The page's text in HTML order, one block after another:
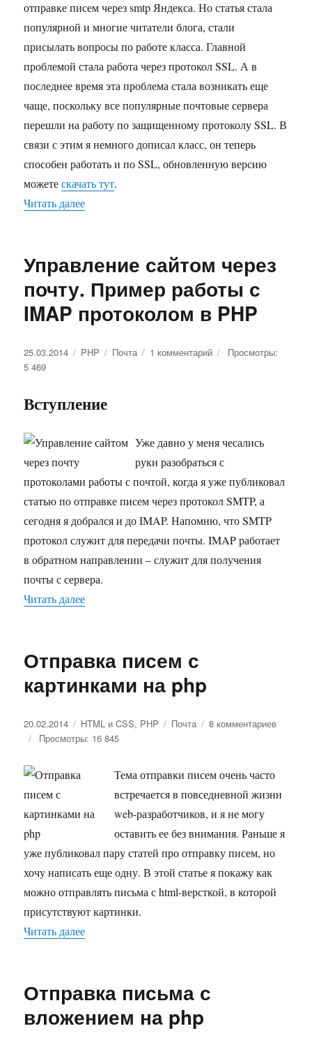
отправке писем через smtp Яндекса. Но статья стала
популярной и многие читатели блога, стали
присылать вопросы по работе класса. Главной
проблемой стала работа через протокол SSL. А в
последнее время эта проблема стала возникать еще
чаще, поскольку все популярные почтовые сервера
перешли на работу по защищенному протоколу SSL. В
связи с этим я немного дописал класс, он теперь
способен работать и по SSL, обновленную версию
можетескачать тут.
Читать далее
Управление сайтом через
почту. Пример работы с
IMAP протоколом в PHP
Опубликовано
25.03.2014 Рубрики
PHP Метки
Почта 1 комментарий
Пример
с
IMAP
протоколом
PHP
Просмотры:
5 469
Вступление
Уже давно у меня чесались
руки разобраться с
протоколами работы с почтой, когда я уже публиковал
статью по отправке писем через протокол SMTP, а
сегодня я добрался и до IMAP. Напомню, что SMTP
протокол служит для передачи почты. IMAP работает
в обратном направлении – служит для получения
почты с сервера.
Читать далее
Отправка писем с
картинками на php
Опубликовано
20.02.2014 Рубрики
HTML и CSS, PHP Метки
Почта 8 комментариев
Просмотры: 16 845
Тема отправки писем очень часто
встречается в повседневной жизни
web-разработчиков, и я не могу
оставить ее без внимания. Раньше я
уже публиковал пару статей про отправку писем, но
хочу написать еще одну. В этой статье я покажу как
можно отправлять письма с html-версткой, в которой
присутствуют картинки.
Читать далее
Отправка письма с
вложением на php